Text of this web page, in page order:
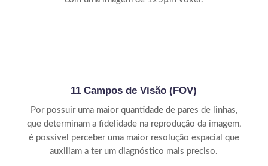
11 Campos de Visão (FOV)
Por possuir uma maior quantidade de pares de linhas,
que determinam a fidelidade na reprodução da imagem,
é possível perceber uma maior resolução espacial que
auxiliam a ter um diagnóstico mais preciso.